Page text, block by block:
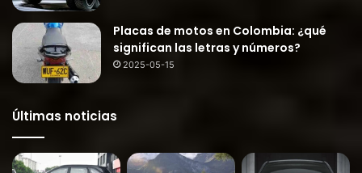
Placas de motos en Colombia: ¿qué
significan las letras y números?
2025-05-15
Últimas noticias